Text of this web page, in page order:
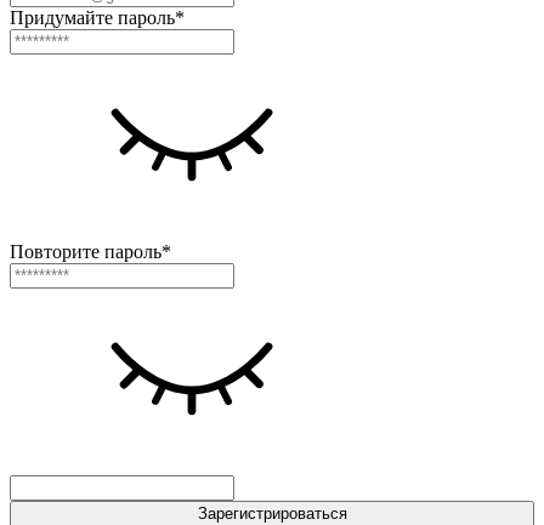
Придумайте пароль*
Повторите пароль*
Зарегистрироваться